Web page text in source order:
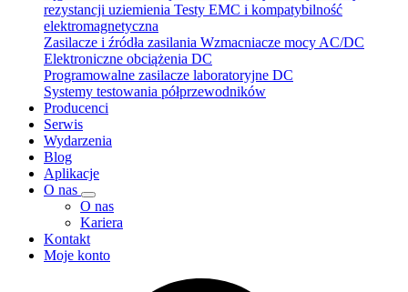
rezystancji uziemienia Testy EMC i kompatybilność
elektromagnetyczna
Zasilacze i źródła zasilania Wzmacniacze mocy AC/DC
Elektroniczne obciążenia DC
Programowalne zasilacze laboratoryjne DC
Systemy testowania półprzewodników
Producenci
Serwis
Wydarzenia
Blog
Aplikacje
O nas
O nas
Kariera
Kontakt
Moje konto